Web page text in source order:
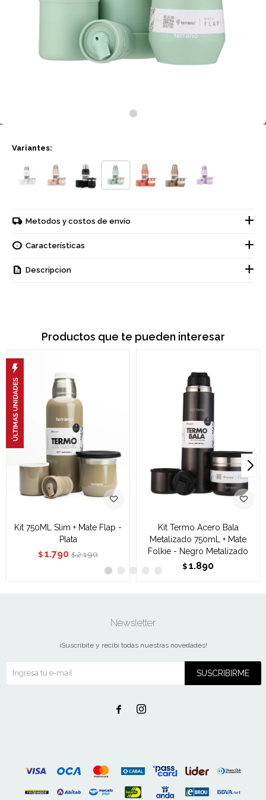
Variantes:
Metodos y costos de envío
Características
Descripcion
Productos que te pueden interesar
Kit 750ML Slim + Mate Flap -
Plata
$ 1.790 $ 2.190
Kit Termo Acero Bala
Metalizado 750mL + Mate
Folkie - Negro Metalizado
$ 1.890
Newsletter
¡Suscribite y recibí todas nuestras novedades!
SUSCRIBIRME
 